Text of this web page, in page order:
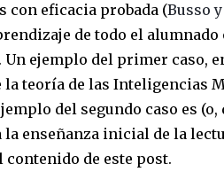
con eficacia probada (Busso
de todo el alumnado
Un ejemplo del primer caso,
teoría de las Inteligencias
del segundo caso es
enseñanza inicial de la
de este post.